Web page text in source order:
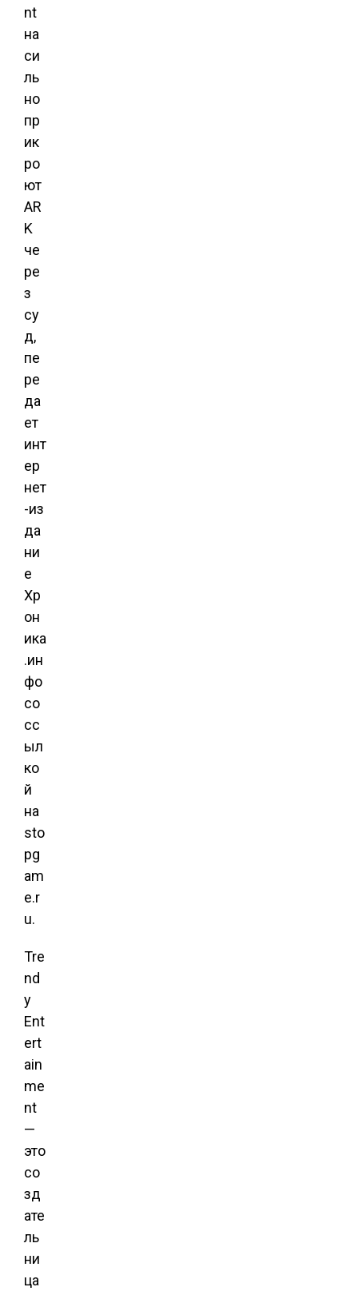
nt
на
си
ль
но
пр
ик
ро
ют
AR
K
че
ре
з
су
д,
пе
ре
да
ет
инт
ер
нет
-из
да
ни
е
Хр
он
ика
.ин
фо
со
сс
ыл
ко
й
на
sto
pg
am
e.r
u.
Tre
nd
y
Ent
ert
ain
me
nt
—
это
со
зд
ате
ль
ни
ца